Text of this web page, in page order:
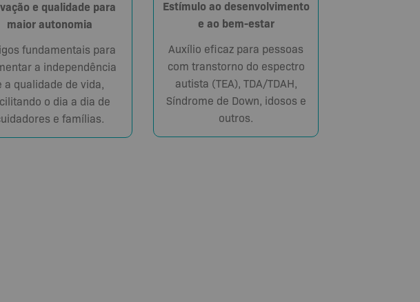
e qualidade para
maior autonomia
fundamentais para
a independência
a qualidade de vida,
o dia a dia de
e famílias.
Estímulo ao desenvolvimento
e ao bem-estar
Auxílio eficaz para pessoas
com transtorno do espectro
autista (TEA), TDA/TDAH,
Síndrome de Down, idosos e
outros.